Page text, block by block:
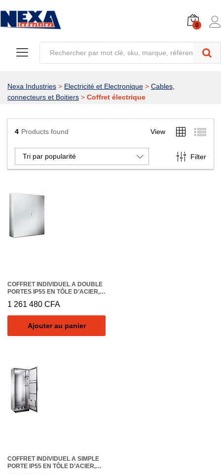
0
Nexa Industries > Electricité et Electronique > Cables,
connecteurs et Boitiers > Coffret électrique
4 Products found View
Filter
Tri par popularité
COFFRET INDIVIDUEL A DOUBLE
PORTES IP55 EN TÔLE D’ACIER,
1 261 480 CFA
Ajouter au panier
COFFRET INDIVIDUEL A SIMPLE
PORTE IP55 EN TÔLE D’ACIER,